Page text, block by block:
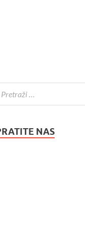
NAS